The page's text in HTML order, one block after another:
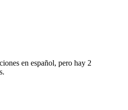
en español, pero hay 2